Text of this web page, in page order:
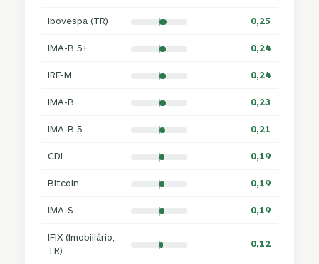
Ibovespa (TR) 0,25
IMA-B 5+ 0,24
IRF-M 0,24
IMA-B 0,23
IMA-B 5 0,21
CDI 0,19
Bitcoin 0,19
IMA-S 0,19
IFIX (Imobiliário,
TR)
0,12